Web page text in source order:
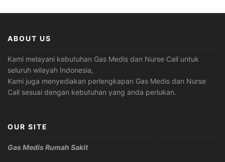
ABOUT US
Kami melayani kebutuhan Gas Medis dan Nurse Call untuk
seluruh wilayah Indonesia,
Kami juga menyediakan perlengkapan Gas Medis dan Nurse
Call sesuai dengan kebutuhan yang anda perlukan.
OUR SITE
Gas Medis Rumah Sakit